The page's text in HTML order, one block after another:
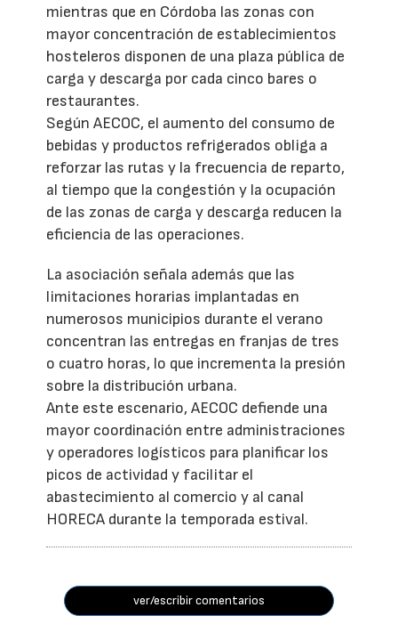
mientras que en Córdoba las zonas con
mayor concentración de establecimientos
hosteleros disponen de una plaza pública de
carga y descarga por cada cinco bares o
restaurantes.
Según AECOC, el aumento del consumo de
bebidas y productos refrigerados obliga a
reforzar las rutas y la frecuencia de reparto,
al tiempo que la congestión y la ocupación
de las zonas de carga y descarga reducen la
eficiencia de las operaciones.
La asociación señala además que las
limitaciones horarias implantadas en
numerosos municipios durante el verano
concentran las entregas en franjas de tres
o cuatro horas, lo que incrementa la presión
sobre la distribución urbana.
Ante este escenario, AECOC defiende una
mayor coordinación entre administraciones
y operadores logísticos para planificar los
picos de actividad y facilitar el
abastecimiento al comercio y al canal
HORECA durante la temporada estival.
ver/escribir comentarios